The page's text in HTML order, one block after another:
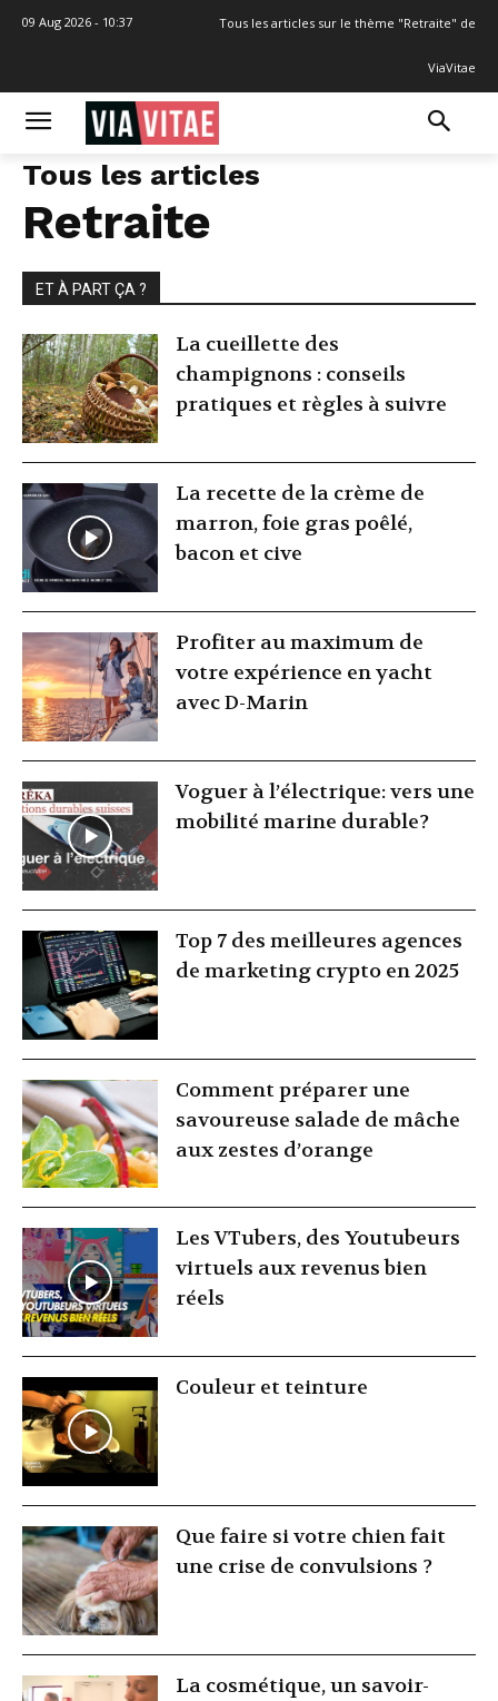
09 Aug 2026 - 10:37 Tous les articles sur le thème "Retraite" de
ViaVitae
Tous les articles
Retraite
ET À PART ÇA ?
La cueillette des
champignons : conseils
pratiques et règles à suivre
La recette de la crème de
marron, foie gras poêlé,
bacon et cive
Profiter au maximum de
votre expérience en yacht
avec D-Marin
Voguer à l’électrique: vers une
mobilité marine durable?
Top 7 des meilleures agences
de marketing crypto en 2025
Comment préparer une
savoureuse salade de mâche
aux zestes d’orange
Les VTubers, des Youtubeurs
virtuels aux revenus bien
réels
Couleur et teinture
Que faire si votre chien fait
une crise de convulsions ?
La cosmétique, un savoir-